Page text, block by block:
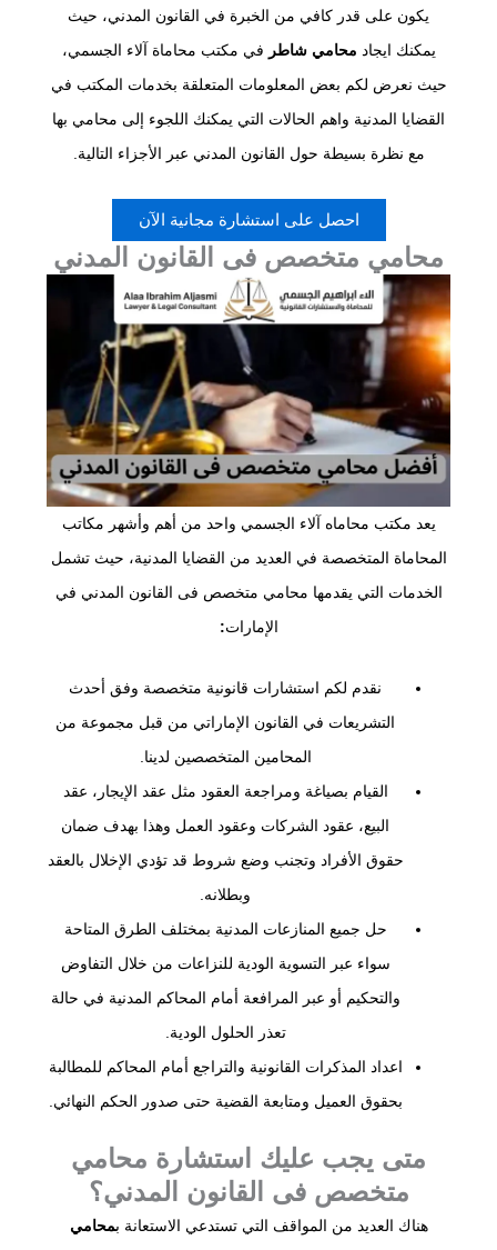
يكون على قدر كافي من الخبرة في القانون المدني، حيث
يمكنك ايجاد محامي شاطر في مكتب محاماة آلاء الجسمي،
حيث نعرض لكم بعض المعلومات المتعلقة بخدمات المكتب في
القضايا المدنية واهم الحالات التي يمكنك اللجوء إلى محامي بها
مع نظرة بسيطة حول القانون المدني عبر الأجزاء التالية.
احصل على استشارة مجانية الآن
محامي متخصص فى القانون المدني
يعد مكتب محاماه آلاء الجسمي واحد من أهم وأشهر مكاتب
المحاماة المتخصصة في العديد من القضايا المدنية، حيث تشمل
الخدمات التي يقدمها محامي متخصص فى القانون المدني في
الإمارات:
نقدم لكم استشارات قانونية متخصصة وفق أحدث
التشريعات في القانون الإماراتي من قبل مجموعة من
المحامين المتخصصين لدينا.
القيام بصياغة ومراجعة العقود مثل عقد الإيجار، عقد
البيع، عقود الشركات وعقود العمل وهذا بهدف ضمان
حقوق الأفراد وتجنب وضع شروط قد تؤدي الإخلال بالعقد
وبطلانه.
حل جميع المنازعات المدنية بمختلف الطرق المتاحة
سواء عبر التسوية الودية للنزاعات من خلال التفاوض
والتحكيم أو عبر المرافعة أمام المحاكم المدنية في حالة
تعذر الحلول الودية.
اعداد المذكرات القانونية والتراجع أمام المحاكم للمطالبة
بحقوق العميل ومتابعة القضية حتى صدور الحكم النهائي.
متى يجب عليك استشارة محامي
متخصص فى القانون المدني؟
هناك العديد من المواقف التي تستدعي الاستعانة بمحامي